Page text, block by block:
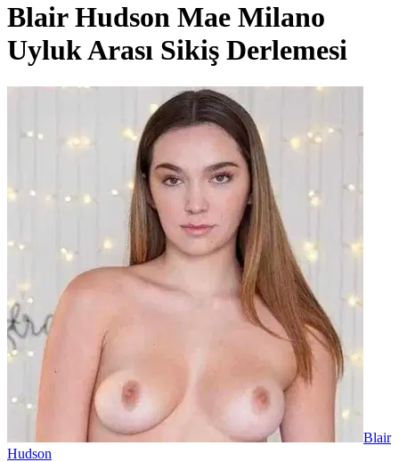
Blair Hudson Mae Milano
Uyluk Arası Sikiş Derlemesi
Blair
Hudson